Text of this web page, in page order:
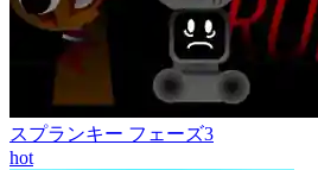
スプランキー フェーズ3
hot